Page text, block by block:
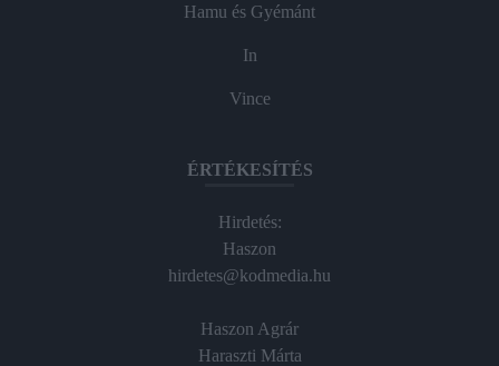
Hamu és Gyémánt
In
Vince
ÉRTÉKESÍTÉS
Hirdetés:
Haszon
hirdetes@kodmedia.hu
Haszon Agrár
Haraszti Márta